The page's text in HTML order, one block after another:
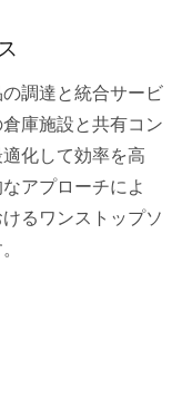
調達と統合サービ
庫施設と共有コン
化して効率を高
アプローチによ
るワンストップソ